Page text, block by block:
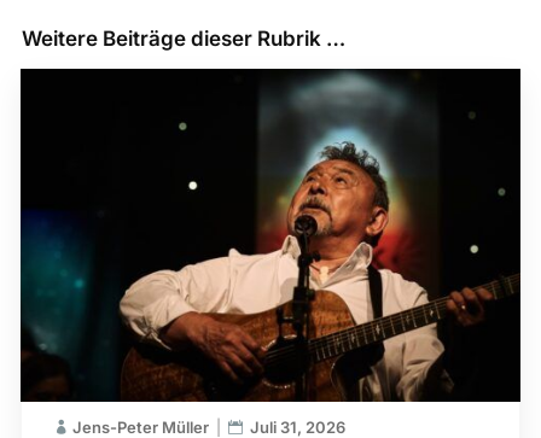
Weitere Beiträge dieser Rubrik …
Jens-Peter Müller Juli 31, 2026